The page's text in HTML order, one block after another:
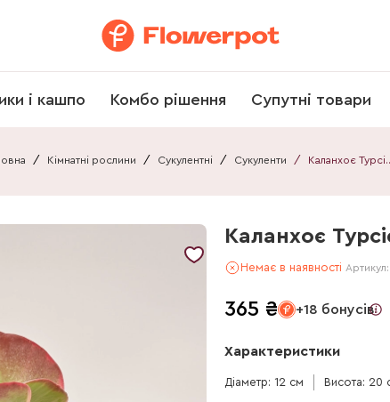
і кашпо Комбо рішення Супутні товари
/ Кімнатні рослини / Сукулентні / Сукуленти / Каланхоє
Каланхоє
Немає в наявності Артикул:
365 ₴ +18 бонусів
Характеристики
Діаметр: 12 см Висота: 20